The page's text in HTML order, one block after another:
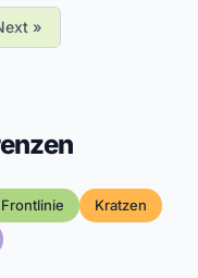
»
Frontlinie
Kratzen